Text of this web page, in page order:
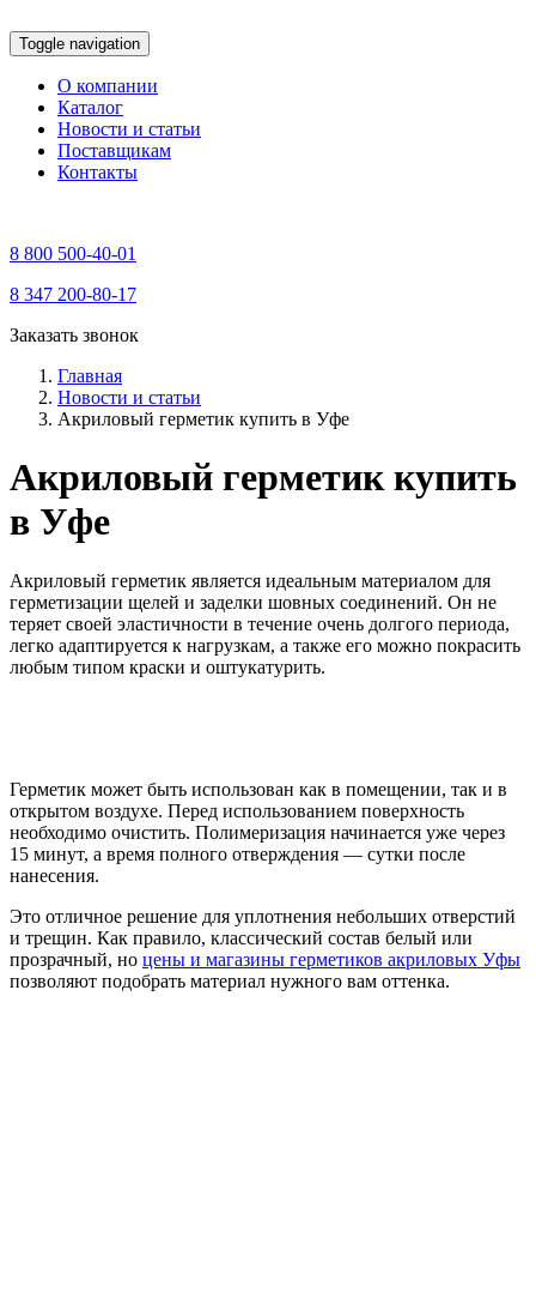
Toggle navigation
О компании
Каталог
Новости и статьи
Поставщикам
Контакты
8 800 500-40-01
8 347 200-80-17
Заказать звонок
Главная
Новости и статьи
Акриловый герметик купить в Уфе
Акриловый герметик купить
в Уфе
Акриловый герметик является идеальным материалом для
герметизации щелей и заделки шовных соединений. Он не
теряет своей эластичности в течение очень долгого периода,
легко адаптируется к нагрузкам, а также его можно покрасить
любым типом краски и оштукатурить.
Герметик может быть использован как в помещении, так и в
открытом воздухе. Перед использованием поверхность
необходимо очистить. Полимеризация начинается уже через
15 минут, а время полного отверждения — сутки после
нанесения.
Это отличное решение для уплотнения небольших отверстий
и трещин. Как правило, классический состав белый или
прозрачный, но цены и магазины герметиков акриловых Уфы
позволяют подобрать материал нужного вам оттенка.